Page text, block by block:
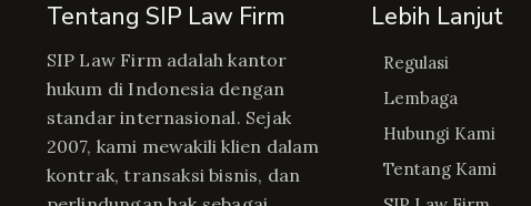
Tentang SIP Law Firm
SIP Law Firm adalah kantor
hukum di Indonesia dengan
standar internasional. Sejak
2007, kami mewakili klien dalam
kontrak, transaksi bisnis, dan
Lebih Lanjut
Regulasi
Lembaga
Hubungi Kami
Tentang Kami